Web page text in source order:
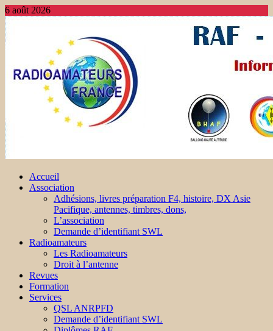
6 août 2026
Accueil
Association
Adhésions, livres préparation F4, histoire, DX Asie
Pacifique, antennes, timbres, dons,
L’association
Demande d’identifiant SWL
Radioamateurs
Les Radioamateurs
Droit à l’antenne
Revues
Formation
Services
QSL ANRPFD
Demande d’identifiant SWL